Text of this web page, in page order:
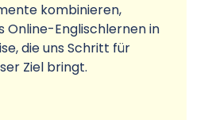
kombinieren,
Online-Englischlernen in
die uns Schritt für
Ziel bringt.